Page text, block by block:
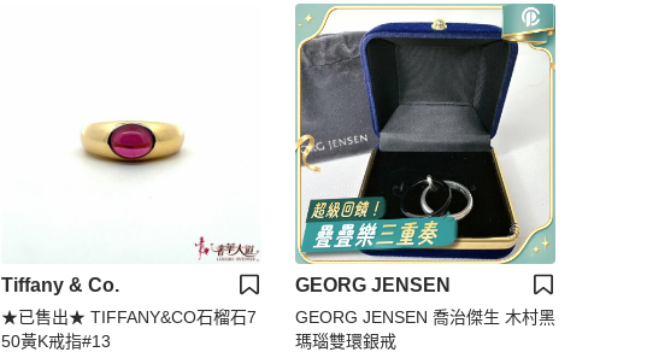
Tiffany & Co.
★已售出★ TIFFANY&CO石榴石7
50黃K戒指#13
GEORG JENSEN
GEORG JENSEN 喬治傑生 木村黑
瑪瑙雙環銀戒